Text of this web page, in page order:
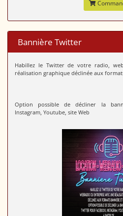
Bannière Twitter
Habillez le Twitter de votre radio,
réalisation graphique déclinée aux
Option possible de décliner la
Instagram, Youtube, site Web